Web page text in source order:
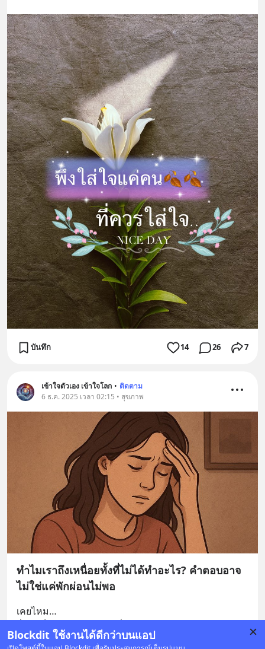
Blockdit ใช้งานได้ดีกว่าบนแอป
บันทึก 14 26 7
เข้าใจตัวเอง เข้าใจโลก • ติดตาม
6 ธ.ค. 2025 เวลา 02:15 • สุขภาพ
ทำไมเราถึงเหนื่อยทั้งที่ไม่ได้ทำอะไร? คำตอบอาจ
ไม่ใช่แค่พักผ่อนไม่พอ
เคยไหม…
ตื่นมาก็รู้สึกเพลียเหมือนเพิ่งผ่านศึกใหญ่
ทั้งที่ร่างกายก็ไม่ได้ทำอะไรมากมาย